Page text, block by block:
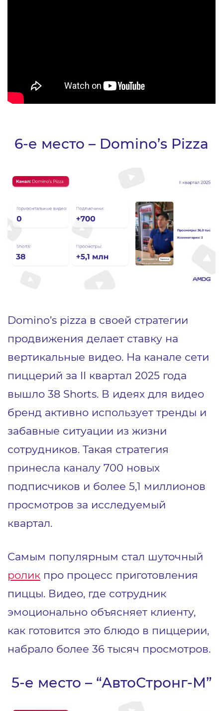
6-е место – Domino’s Pizza
Domino’s pizza в своей стратегии
продвижения делает ставку на
вертикальные видео. На канале сети
пиццерий за II квартал 2025 года
вышло 38 Shorts. В идеях для видео
бренд активно использует тренды и
забавные ситуации из жизни
сотрудников. Такая стратегия
принесла каналу 700 новых
подписчиков и более 5,1 миллионов
просмотров за исследуемый
квартал.
Самым популярным стал шуточный
ролик про процесс приготовления
пиццы. Видео, где сотрудник
эмоционально объясняет клиенту,
как готовится это блюдо в пиццерии,
набрало более 36 тысяч просмотров.
5-е место – “АвтоСтронг-М”